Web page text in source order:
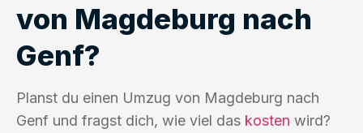
von Magdeburg nach
Genf?
Planst du einen Umzug von Magdeburg nach
Genf und fragst dich, wie viel das kosten wird?